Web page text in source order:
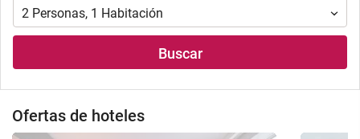
2 Personas, 1 Habitación
Buscar
Ofertas de hoteles